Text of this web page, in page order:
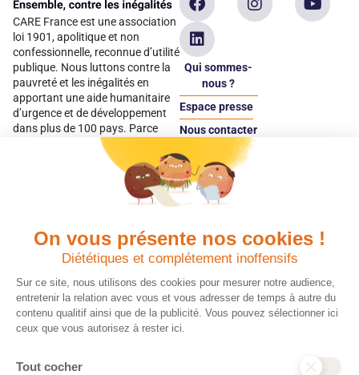
On vous présente nos cookies !
Diététiques et complétement inoffensifs
Sur ce site, nous utilisons des cookies pour mesurer notre audience,
entretenir la relation avec vous et vous adresser de temps à autre du
contenu qualitif ainsi que de la publicité. Vous pouvez sélectionner ici
ceux que vous autorisez à rester ici.
Tout cocher
CARE France est une association
loi 1901, apolitique et non
confessionnelle, reconnue d’utilité
publique. Nous luttons contre la
pauvreté et les inégalités en
apportant une aide humanitaire
d’urgence et de développement
dans plus de 100 pays. Parce
qu’elles sont les premières
victimes des inégalités, CARE met
les femmes et les filles au cœur
Qui sommes-
nous ?
Espace presse
Nous contacter
Espace
donateur
Quels avantages fiscaux ?
Chaque don effectué à une
association reconnue d’utilité
publique comme CARE, est
déductible jusqu’à 75 % de l’impôt
sur le revenu. Modalités de
déduction, déclaration des dons
ce qu’il faut savoir sur la
Donner en confiance
Vos dons sont
déductibles à 75 % de
vos impôts. Depuis
plus de 15 ans, CARE
France est une